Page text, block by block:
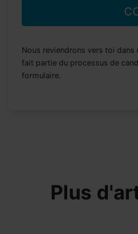
Nous reviendrons vers toi dans
fait partie du processus de
formulaire.
Plus